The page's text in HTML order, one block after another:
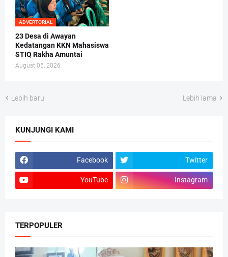
ADVERTORIAL
23 Desa di Awayan
Kedatangan KKN Mahasiswa
STIQ Rakha Amuntai
August 05, 2026
Lebih baru Lebih lama
KUNJUNGI KAMI
Facebook Twitter
YouTube Instagram
TERPOPULER